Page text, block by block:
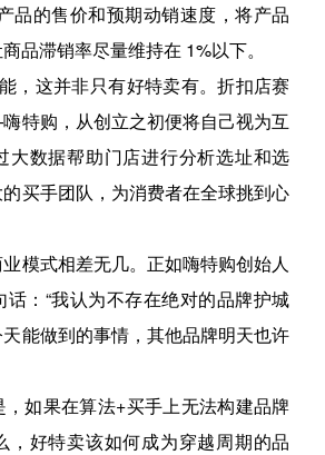
品的售价和预期动销速度，将产品
品滞销率尽量维持在 1%以下。
，这并非只有好特卖有。折扣店赛
特购，从创立之初便将自己视为互
大数据帮助门店进行分析选址和选
买手团队，为消费者在全球挑到心
模式相差无几。正如嗨特购创始人
：“我认为不存在绝对的品牌护城
能做到的事情，其他品牌明天也许
如果在算法+买手上无法构建品牌
，好特卖该如何成为穿越周期的品